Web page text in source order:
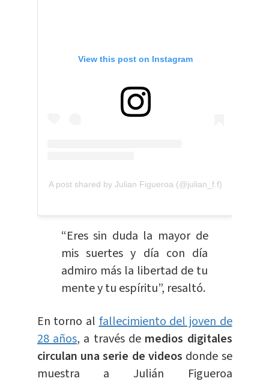
View this post on Instagram
A post shared by Julian Figueroa (@julian_f.f)
“Eres sin duda la mayor de
mis suertes y día con día
admiro más la libertad de tu
mente y tu espíritu”, resaltó.
En torno alfallecimiento del joven de
28 años, a través de medios digitales
circulan una serie de videos donde se
muestra a Julián Figueroa